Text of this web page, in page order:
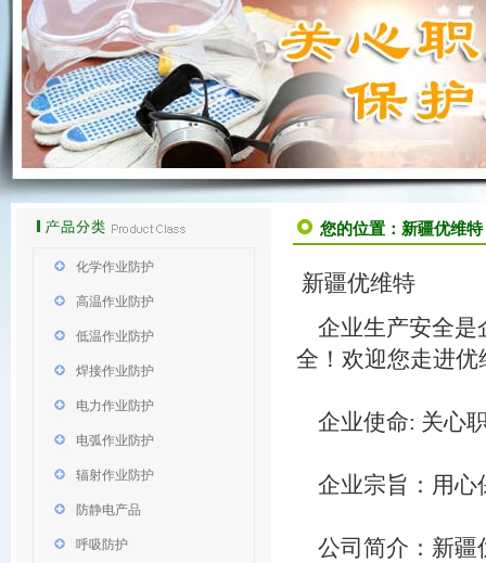
化学作业防护
高温作业防护
低温作业防护
焊接作业防护
电力作业防护
电弧作业防护
辐射作业防护
防静电产品
呼吸防护
您的位置： 新疆优维特
新疆优维特
企业生产安全是
全！欢迎您走进优
企业使命: 关心
企业宗旨：用心
公司简介：新疆